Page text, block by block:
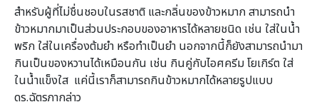
สำหรับผู้ที่ไม่ชื่นชอบในรสชาติ และกลิ่นของข้าวหมาก สามารถนำ
ข้าวหมากมาเป็นส่วนประกอบของอาหารได้หลายชนิด เช่น ใส่ในน้ำ
พริก ใส่ในเครื่องต้มยำ หรือทำเป็นยำ นอกจากนี้ก็ยังสามารถนำมา
กินเป็นของหวานได้เหมือนกัน เช่น กินคู่กับไอศครีม โยเกิร์ต ใส่
ในน้ำแข็งใส แค่นี้เราก็สามารถกินข้าวหมากได้หลายรูปแบบ
ดร.ฉัตรภากล่าว